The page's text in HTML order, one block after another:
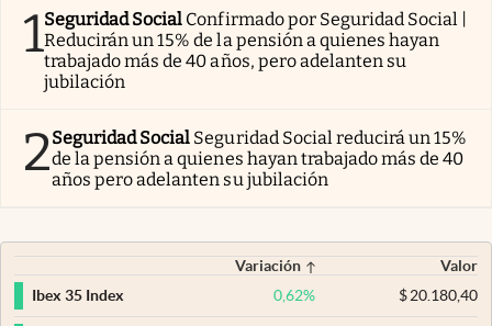
1Seguridad Social Confirmado por Seguridad Social |
Reducirán un 15% de la pensión a quienes hayan
trabajado más de 40 años, pero adelanten su
jubilación
2Seguridad Social Seguridad Social reducirá un 15%
de la pensión a quienes hayan trabajado más de 40
años pero adelanten su jubilación
Variación
Valor
Ibex 35 Index
0,62% $20.180,40